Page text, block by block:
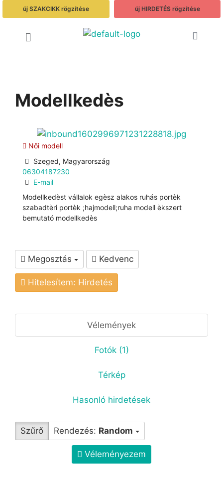
új SZAKCIKK rögzítése új HIRDETÉS rögzítése
Modellkedès
Női modell
Szeged, Magyarország
06304187230
E-mail
Modellkedèst vállalok egèsz alakos ruhás portèk
szabadtèri portèk ;hajmodell;ruha modell èkszert
bemutató modellkedès
Megosztás Kedvenc
Hitelesítem: Hirdetés
Vélemények
Fotók (1)
Térkép
Hasonló hirdetések
Szűrő Rendezés: Random
Véleményezem